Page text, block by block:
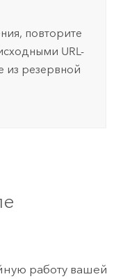
повторите
URL-
из резервной
работу вашей